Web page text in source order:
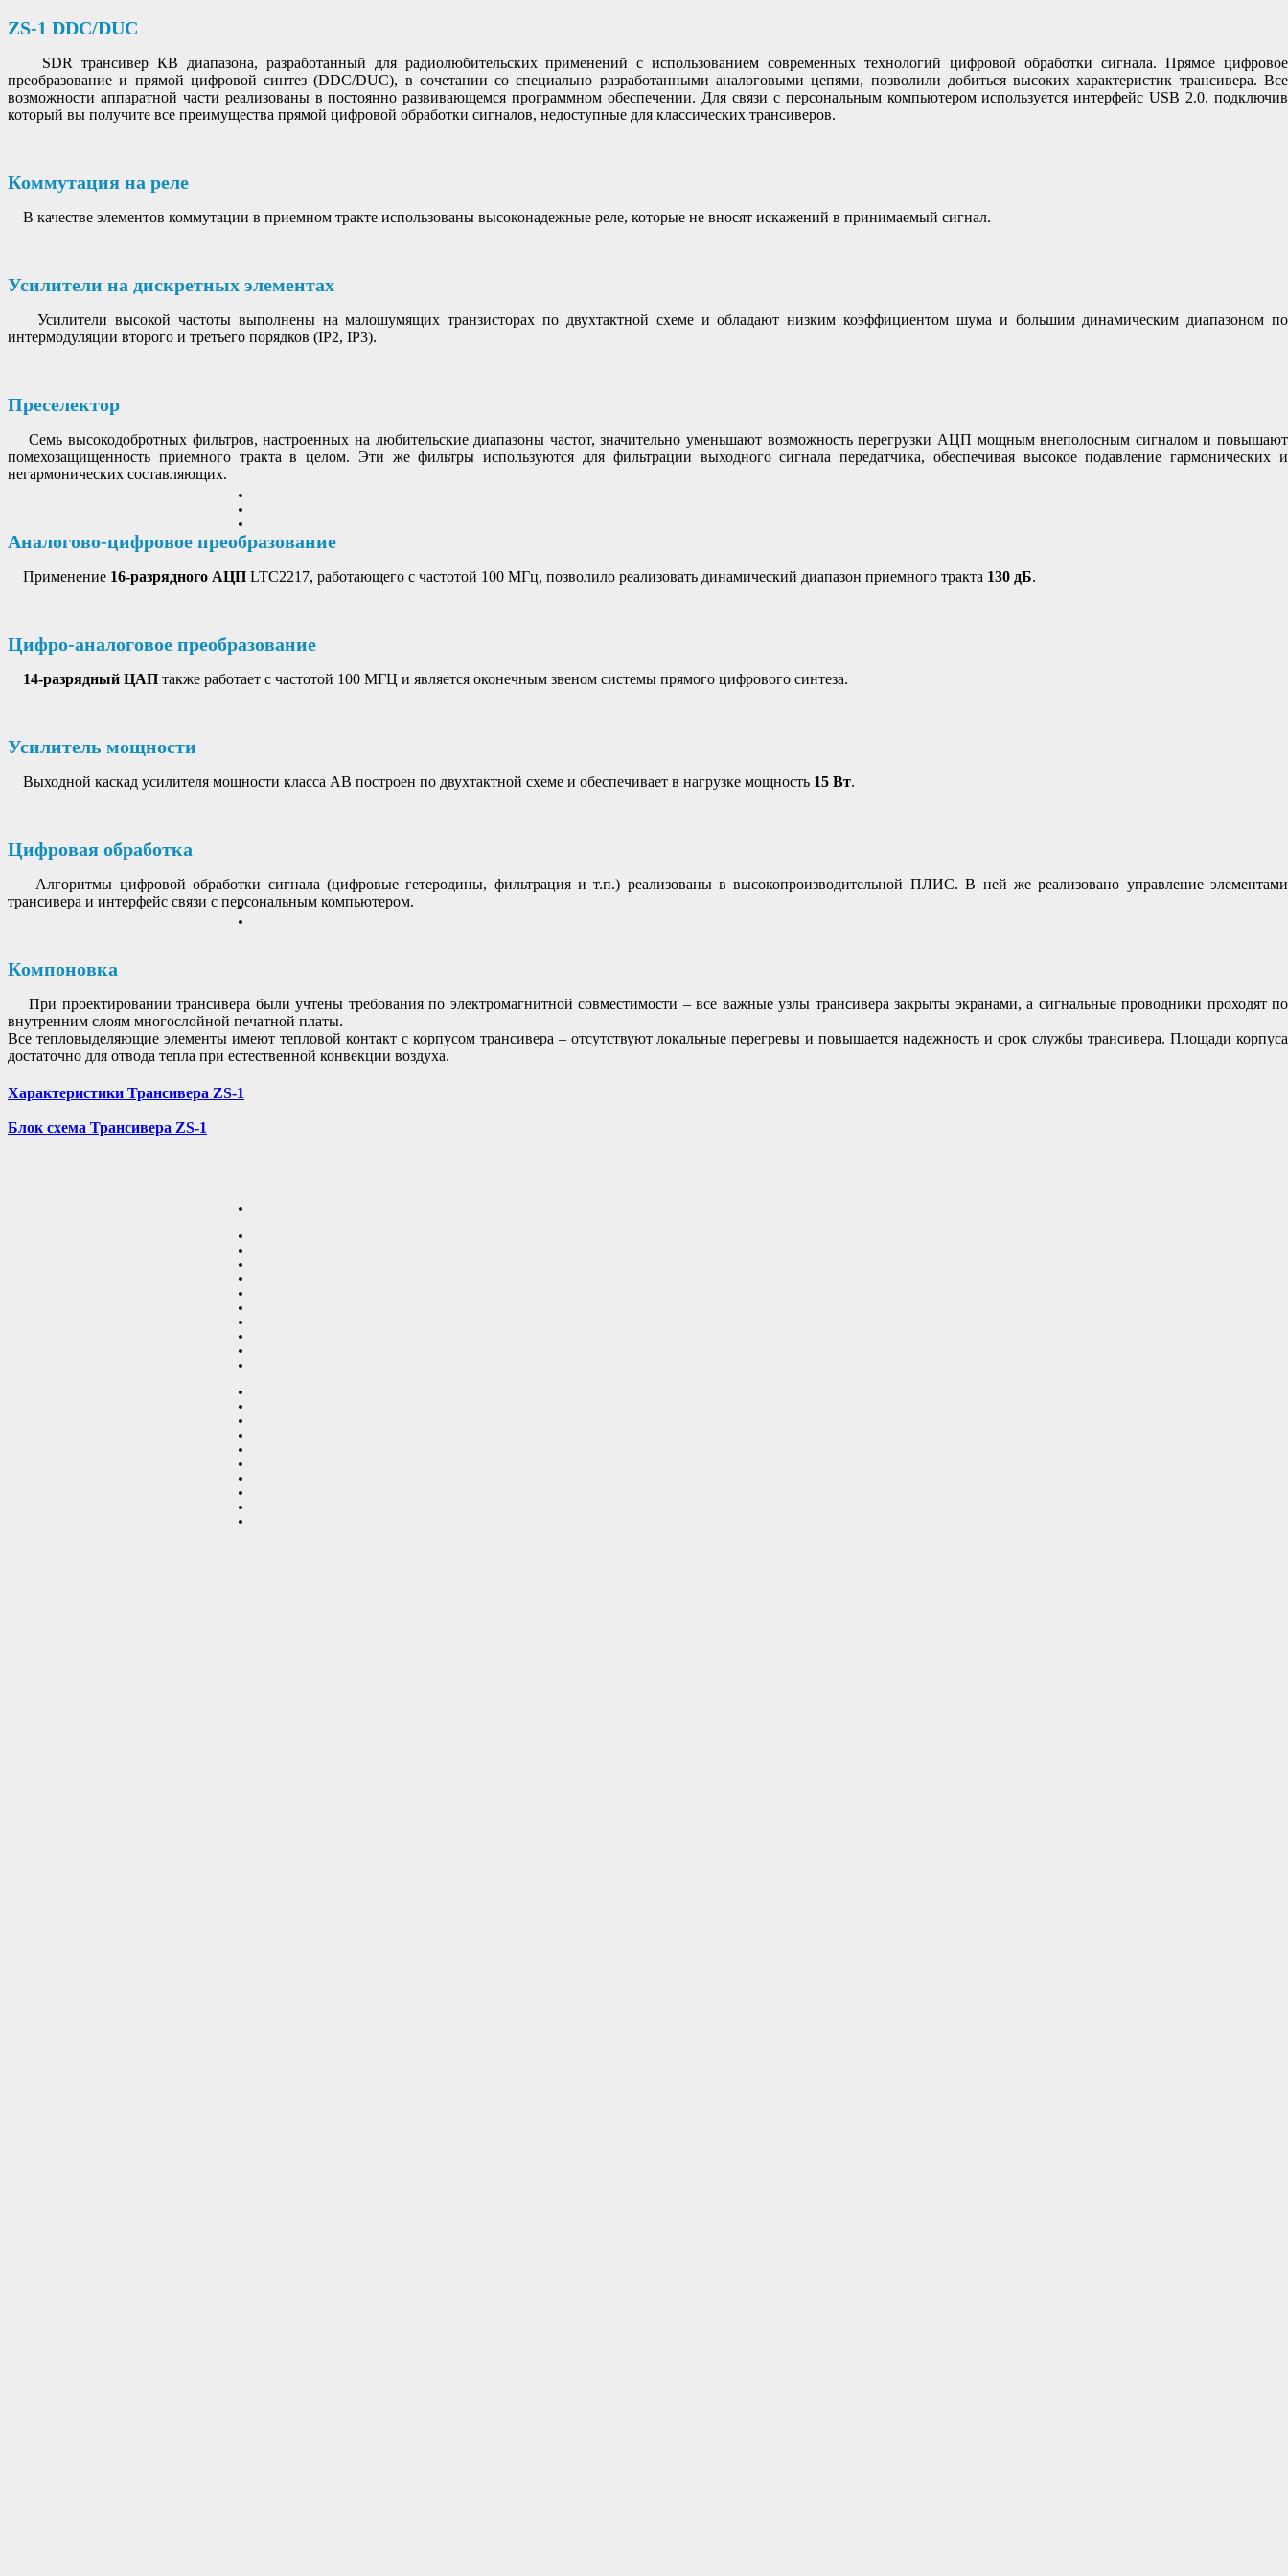
ZS-1 DDC/DUC
SDR трансивер КВ диапазона, разработанный для радиолюбительских применений с использованием современных технологий цифровой обработки сигнала. Прямое цифровое
преобразование и прямой цифровой синтез (DDC/DUC), в сочетании со специально разработанными аналоговыми цепями, позволили добиться высоких характеристик трансивера. Все
возможности аппаратной части реализованы в постоянно развивающемся программном обеспечении. Для связи с персональным компьютером используется интерфейс USB 2.0, подключив
который вы получите все преимущества прямой цифровой обработки сигналов, недоступные для классических трансиверов.
Коммутация на реле
В качестве элементов коммутации в приемном тракте использованы высоконадежные реле, которые не вносят искажений в принимаемый сигнал.
Усилители на дискретных элементах
Усилители высокой частоты выполнены на малошумящих транзисторах по двухтактной схеме и обладают низким коэффициентом шума и большим динамическим диапазоном по
интермодуляции второго и третьего порядков (IP2, IP3).
Преселектор
Семь высокодобротных фильтров, настроенных на любительские диапазоны частот, значительно уменьшают возможность перегрузки АЦП мощным внеполосным сигналом и повышают
помехозащищенность приемного тракта в целом. Эти же фильтры используются для фильтрации выходного сигнала передатчика, обеспечивая высокое подавление гармонических и
негармонических составляющих.
Аналогово-цифровое преобразование
Применение 16-разрядного АЦП LTC2217, работающего с частотой 100 МГц, позволило реализовать динамический диапазон приемного тракта 130 дБ.
Цифро-аналоговое преобразование
14-разрядный ЦАП также работает с частотой 100 МГЦ и является оконечным звеном системы прямого цифрового синтеза.
Усилитель мощности
Выходной каскад усилителя мощности класса АВ построен по двухтактной схеме и обеспечивает в нагрузке мощность 15 Вт.
Цифровая обработка
Алгоритмы цифровой обработки сигнала (цифровые гетеродины, фильтрация и т.п.) реализованы в высокопроизводительной ПЛИС. В ней же реализовано управление элементами
трансивера и интерфейс связи с персональным компьютером.
Компоновка
При проектировании трансивера были учтены требования по электромагнитной совместимости – все важные узлы трансивера закрыты экранами, а сигнальные проводники проходят по
внутренним слоям многослойной печатной платы.
Все тепловыделяющие элементы имеют тепловой контакт с корпусом трансивера – отсутствуют локальные перегревы и повышается надежность и срок службы трансивера. Площади корпуса
достаточно для отвода тепла при естественной конвекции воздуха.
Характеристики Трансивера ZS-1
Блок схема Трансивера ZS-1